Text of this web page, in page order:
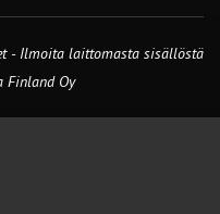
- Ilmoita laittomasta sisällöstä
Finland Oy